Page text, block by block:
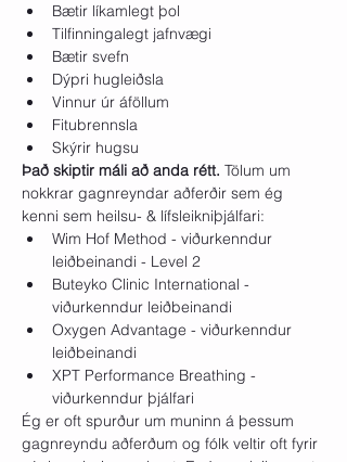
Bætir líkamlegt þol
Tilfinningalegt jafnvægi
Bætir svefn
Dýpri hugleiðsla
Vinnur úr áföllum
Fitubrennsla
Skýrir hugsu
Það skiptir máli að anda rétt. Tölum um
nokkrar gagnreyndar aðferðir sem ég
kenni sem heilsu- & lífsleikniþjálfari:
Wim Hof Method - viðurkenndur
leiðbeinandi - Level 2
Buteyko Clinic International -
viðurkenndur leiðbeinandi
Oxygen Advantage - viðurkenndur
leiðbeinandi
XPT Performance Breathing -
viðurkenndur þjálfari ​
Ég er oft spurður um muninn á þessum
gagnreyndu aðferðum og fólk veltir oft fyrir